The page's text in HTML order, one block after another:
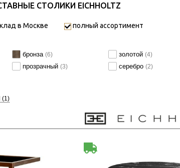
СТОЛИКИ EICHHOLTZ
в Москве полный ассортимент
бронза (6) золотой (4)
прозрачный (3) серебро (2)
(1)